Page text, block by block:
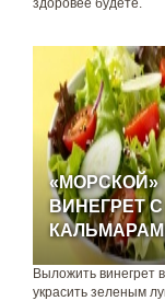
здоровее будете.
«МОРСКОЙ»
ВИНЕГРЕТ С
Выложить винегрет
украсить зеленым